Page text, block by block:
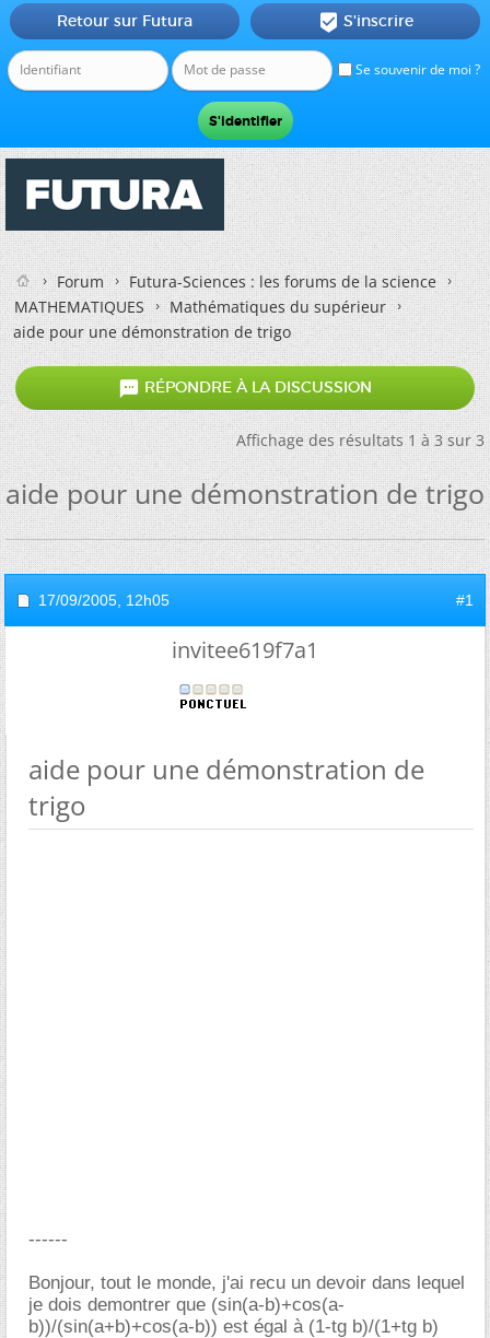
Se souvenir de moi ?
Retour sur Futura  S'inscrire
Forum
Futura-Sciences : les forums de la science
MATHEMATIQUES
Mathématiques du supérieur
aide pour une démonstration de trigo
 RÉPONDRE À LA DISCUSSION
Affichage des résultats 1 à 3 sur 3
aide pour une démonstration de trigo
17/09/2005, 12h05 #1
invitee619f7a1
aide pour une démonstration de
trigo
------
Bonjour, tout le monde, j'ai recu un devoir dans lequel
je dois demontrer que (sin(a-b)+cos(a-
b))/(sin(a+b)+cos(a-b)) est égal à (1-tg b)/(1+tg b)